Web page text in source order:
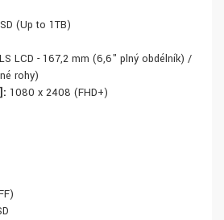
(Up to 1TB)
LCD - 167,2 mm (6,6" plný obdélník) /
rohy)
1080 x 2408 (FHD+)